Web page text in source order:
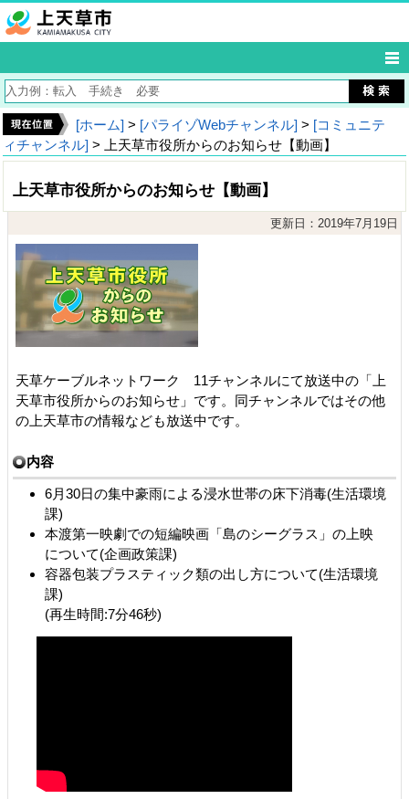
[ホーム] > [パライゾWebチャンネル] > [コミュニテ
ィチャンネル] > 上天草市役所からのお知らせ【動画】
上天草市役所からのお知らせ【動画】
更新日：2019年7月19日
天草ケーブルネットワーク 11チャンネルにて放送中の「上
天草市役所からのお知らせ」です。同チャンネルではその他
の上天草市の情報なども放送中です。
内容
6月30日の集中豪雨による浸水世帯の床下消毒(生活環境
課)
本渡第一映劇での短編映画「島のシーグラス」の上映
について(企画政策課)
容器包装プラスティック類の出し方について(生活環境
課)
(再生時間:7分46秒)